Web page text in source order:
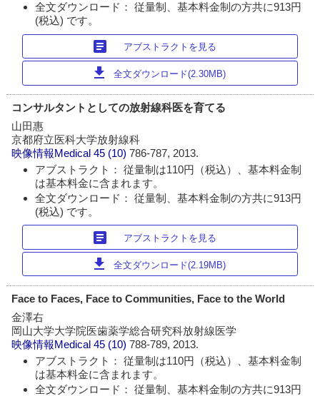
全文ダウンロード： 従量制、基本料金制の方共に913円
(税込) です。
article アブストラクトを見る
download 全文ダウンロード(2.30MB)
コンサルタントとしての放射線科医を育てる
山田惠
京都府立医科大学放射線科
映像情報Medical 45 (10)786-787, 2013.
アブストラクト： 従量制は110円（税込）、基本料金制
は基本料金に含まれます。
全文ダウンロード： 従量制、基本料金制の方共に913円
(税込) です。
article アブストラクトを見る
download 全文ダウンロード(2.19MB)
Face to Faces, Face to Communities, Face to the World
金澤右
岡山大学大学院医歯薬学総合研究科放射線医学
映像情報Medical 45 (10)788-789, 2013.
アブストラクト： 従量制は110円（税込）、基本料金制
は基本料金に含まれます。
全文ダウンロード： 従量制、基本料金制の方共に913円